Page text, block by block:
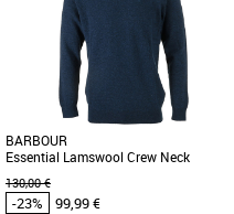
Vêtements Barbour
Découvrez la veste Barbour Festive
Ashby Wax, un modèle qui allie
élégance et praticité pour les [...]
BARBOUR
Essential Lamswool Crew Neck
130,00 €
-23% 99,99 €